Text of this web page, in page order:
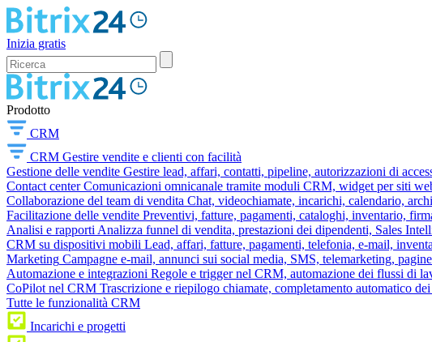
Inizia gratis
Prodotto
CRM
CRM Gestire vendite e clienti con facilità
Gestione delle vendite Gestire lead, affari, contatti, pipeline, autorizzazioni di
Contact center Comunicazioni omnicanale tramite moduli CRM, widget per siti
Collaborazione del team di vendita Chat, videochiamate, incarichi, calendario,
Facilitazione delle vendite Preventivi, fatture, pagamenti, cataloghi, inventario,
Analisi e rapporti Analizza funnel di vendita, prestazioni dei dipendenti, Sales
CRM su dispositivi mobili Lead, affari, fatture, pagamenti, telefonia, e-mail,
Marketing Campagne e-mail, annunci sui social media, SMS, telemarketing,
Automazione e integrazioni Regole e trigger nel CRM, automazione dei flussi di
CoPilot nel CRM Trascrizione e riepilogo chiamate, completamento automatico
Tutte le funzionalità CRM
Incarichi e progetti